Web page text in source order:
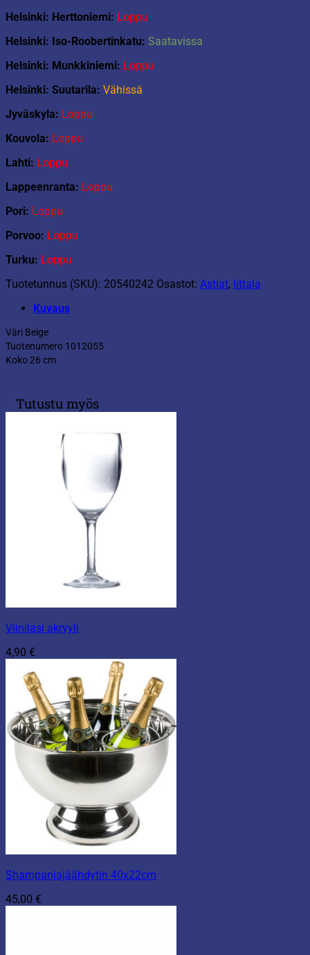
Helsinki: Herttoniemi: Loppu
Helsinki: Iso-Roobertinkatu: Saatavissa
Helsinki: Munkkiniemi: Loppu
Helsinki: Suutarila: Vähissä
Jyväskyla: Loppu
Kouvola: Loppu
Lahti: Loppu
Lappeenranta: Loppu
Pori: Loppu
Porvoo: Loppu
Turku: Loppu
Tuotetunnus (SKU): 20540242 Osastot: Astiat, Iittala
Kuvaus
Väri Beige
Tuotenumero 1012055
Koko 26 cm
Tutustu myös
Viinilasi akryyli
4,90 €
Shampanjajäähdytin 40x22cm
45,00 €